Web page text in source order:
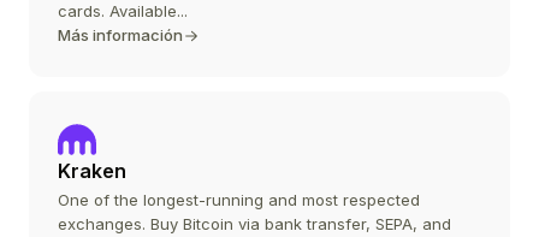
cards. Available...
Más información
Kraken
One of the longest-running and most respected
exchanges. Buy Bitcoin via bank transfer, SEPA, and